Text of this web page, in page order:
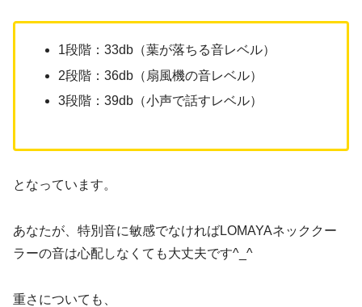
1段階：33db（葉が落ちる音レベル）
2段階：36db（扇風機の音レベル）
3段階：39db（小声で話すレベル）
となっています。
あなたが、特別音に敏感でなければLOMAYAネッククー
ラーの音は心配しなくても大丈夫です^_^
重さについても、